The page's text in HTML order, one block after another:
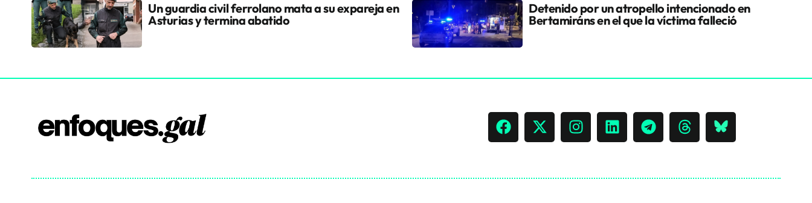
Un guardia civil ferrolano mata a su expareja en
Asturias y termina abatido
Detenido por un atropello intencionado en
Bertamiráns en el que la víctima falleció